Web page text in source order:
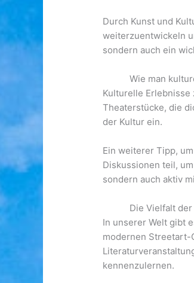
Durch Kunst und
weiterzuentwickeln
sondern auch ein
Wie man
Kulturelle
Theaterstücke, die
der Kultur ein.
Ein weiterer Tipp,
Diskussionen teil,
sondern auch aktiv
Die Vielfalt
In unserer Welt gibt
modernen Streetart-
kennenzulernen.